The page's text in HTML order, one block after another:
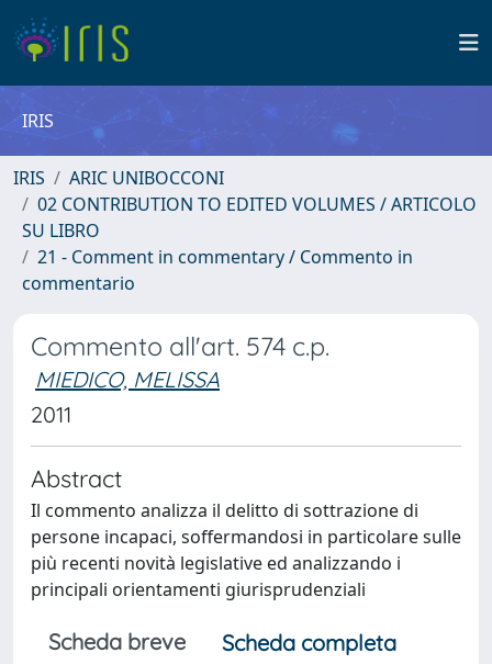
IRIS
IRIS
ARIC UNIBOCCONI
02 CONTRIBUTION TO EDITED VOLUMES / ARTICOLO
SU LIBRO
21 - Comment in commentary / Commento in
commentario
Commento all'art. 574 c.p.
MIEDICO, MELISSA
2011
Abstract
Il commento analizza il delitto di sottrazione di
persone incapaci, soffermandosi in particolare sulle
più recenti novità legislative ed analizzando i
principali orientamenti giurisprudenziali
Scheda breve
Scheda completa